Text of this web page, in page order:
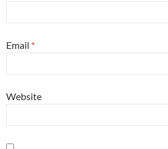
Email *
Website